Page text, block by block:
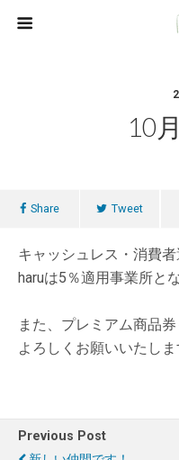
10
Share Tweet
キャッシュレス・消費
haruは5％適用事業所と
また、プレミアム商品
よろしくお願いいたしま
Previous Post